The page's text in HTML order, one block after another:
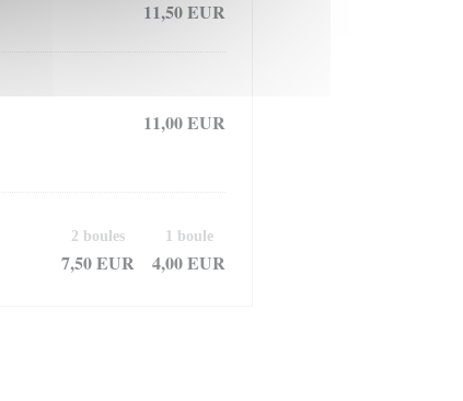
11,50 EUR
11,00 EUR
7,50 EUR
2 boules
4,00 EUR
1 boule